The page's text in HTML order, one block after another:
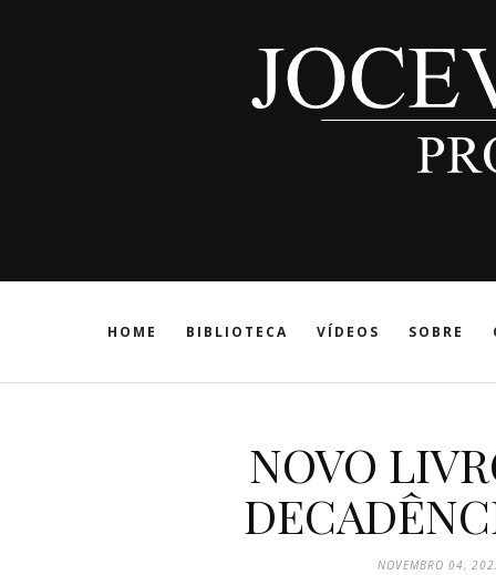
HOME BIBLIOTECA VÍDEOS SOBRE
NOVO
NOVEMBRO 04,